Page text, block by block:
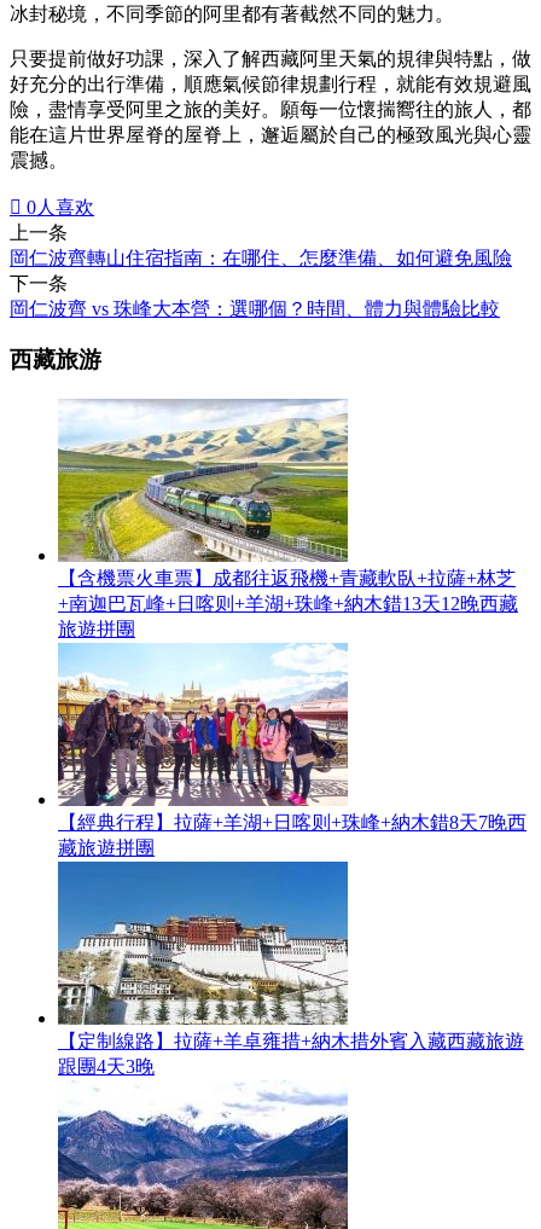
冰封秘境，不同季節的阿里都有著截然不同的魅力。
只要提前做好功課，深入了解西藏阿里天氣的規律與特點，做
好充分的出行準備，順應氣候節律規劃行程，就能有效規避風
險，盡情享受阿里之旅的美好。願每一位懷揣嚮往的旅人，都
能在這片世界屋脊的屋脊上，邂逅屬於自己的極致風光與心靈
震撼。
 0人喜欢
上一条
岡仁波齊轉山住宿指南：在哪住、怎麼準備、如何避免風險
下一条
岡仁波齊 vs 珠峰大本營：選哪個？時間、體力與體驗比較
西藏旅游
【含機票火車票】成都往返飛機+青藏軟臥+拉薩+林芝
+南迦巴瓦峰+日喀则+羊湖+珠峰+納木錯13天12晚西藏
旅遊拼團
【經典行程】拉薩+羊湖+日喀则+珠峰+納木錯8天7晚西
藏旅遊拼團
【定制線路】拉薩+羊卓雍措+納木措外賓入藏西藏旅遊
跟團4天3晚